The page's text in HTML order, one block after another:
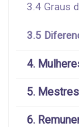
3.4 Graus
3.5
4.
5.
6.